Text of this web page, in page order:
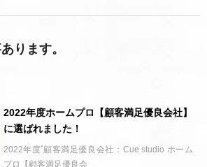
ります。
2022年度ホームプロ【顧客満足優良会社】
に選ばれました！
2022年度 顧客満足優良会社：Cue studio ホーム
プロ【顧客満足優良会